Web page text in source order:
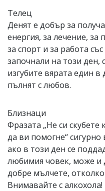
Телец
Денят е добър за
енергия, за лечение, за
за спорт и за работа
започнали на този ден,
изгубите вярата един
пълнят с любов.
Близнаци
Фразата „Не си
да ви помогне“
ако в този ден се
любимия човек, може и
добре мълчете,
Внимавайте с алкохола!